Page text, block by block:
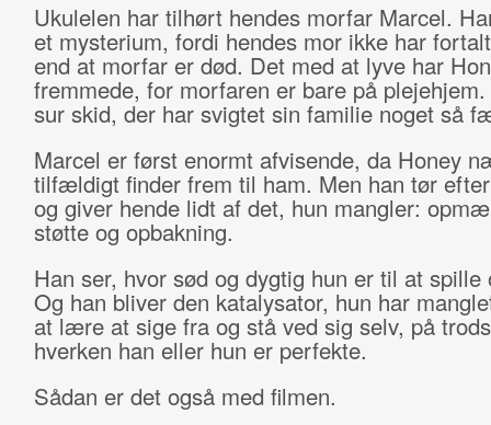
Ukulelen har tilhørt hendes morfar Marcel.
et mysterium, fordi hendes mor ikke har
end at morfar er død. Det med at lyve har
fremmede, for morfaren er bare på
sur skid, der har svigtet sin familie noget så
Marcel er først enormt afvisende, da Honey
tilfældigt finder frem til ham. Men han tør
og giver hende lidt af det, hun mangler:
støtte og opbakning.
Han ser, hvor sød og dygtig hun er til at spille
Og han bliver den katalysator, hun har
at lære at sige fra og stå ved sig selv, på
hverken han eller hun er perfekte.
Sådan er det også med filmen.